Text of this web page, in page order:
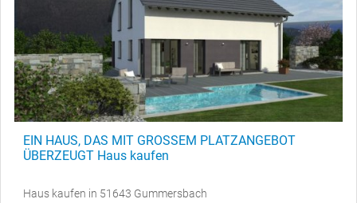
EIN HAUS, DAS MIT GROSSEM PLATZANGEBOT
ÜBERZEUGT Haus kaufen
Haus kaufen in 51643 Gummersbach